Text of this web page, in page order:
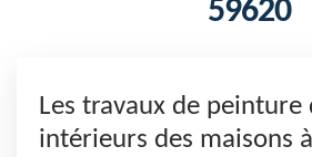
59620
Les travaux de peinture
intérieurs des maisons